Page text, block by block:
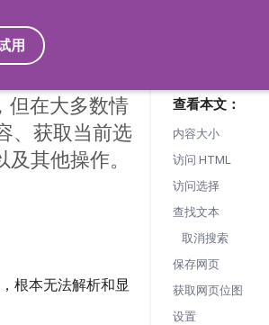
用
但在大多数情
、获取当前选
其他操作。
根本无法解析和显
查看本文：
内容大小
访问 HTML
访问选择
查找文本
取消搜索
保存网页
获取网页位图
设置